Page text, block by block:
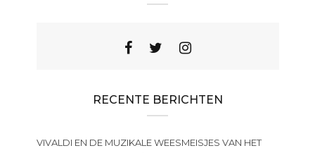
RECENTE BERICHTEN
VIVALDI EN DE MUZIKALE WEESMEISJES VAN HET